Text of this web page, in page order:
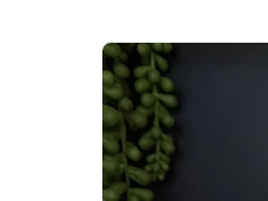
Zu
Produktinformationen
springen